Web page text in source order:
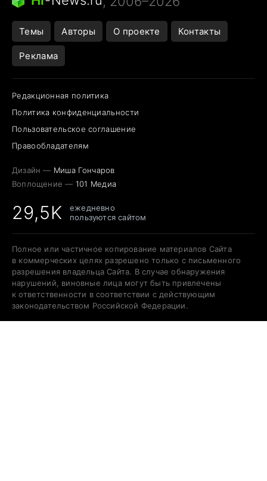
Темы Авторы О проекте Контакты
Реклама
Редакционная политика
Политика конфиденциальности
Пользовательское соглашение
Правообладателям
Дизайн — Миша Гончаров
Воплощение — 101 Медиа
29,5K
ежедневно
пользуются сайтом
Полное или частичное копирование материалов Сайта
в коммерческих целях разрешено только с письменного
разрешения владельца Сайта. В случае обнаружения
нарушений, виновные лица могут быть привлечены
к ответственности в соответствии с действующим
законодательством Российской Федерации.